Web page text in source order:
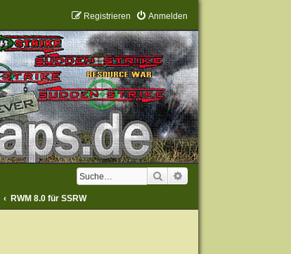
Anmelden
Registrieren
Suche
RWM 8.0 für SSRW